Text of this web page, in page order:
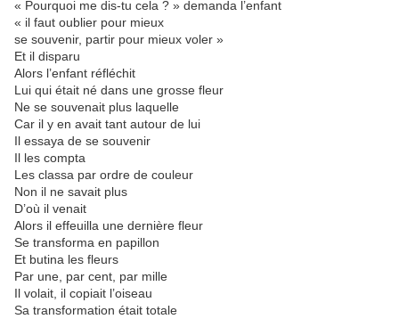
« Pourquoi me dis-tu cela ? » demanda l’enfant
« il faut oublier pour mieux
se souvenir, partir pour mieux voler »
Et il disparu
Alors l’enfant réfléchit
Lui qui était né dans une grosse fleur
Ne se souvenait plus laquelle
Car il y en avait tant autour de lui
Il essaya de se souvenir
Il les compta
Les classa par ordre de couleur
Non il ne savait plus
D’où il venait
Alors il effeuilla une dernière fleur
Se transforma en papillon
Et butina les fleurs
Par une, par cent, par mille
Il volait, il copiait l’oiseau
Sa transformation était totale